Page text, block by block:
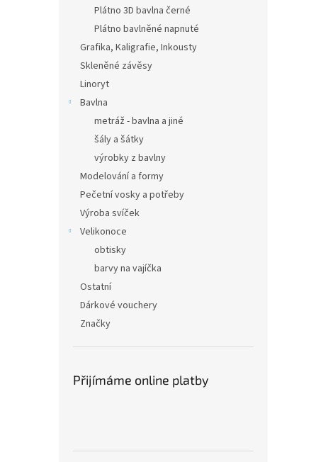
Plátno 3D bavlna černé
Plátno bavlněné napnuté
Grafika, Kaligrafie, Inkousty
Skleněné závěsy
Linoryt
Bavlna
metráž - bavlna a jiné
šály a šátky
výrobky z bavlny
Modelování a formy
Pečetní vosky a potřeby
Výroba svíček
Velikonoce
obtisky
barvy na vajíčka
Ostatní
Dárkové vouchery
Značky
Přijímáme online platby